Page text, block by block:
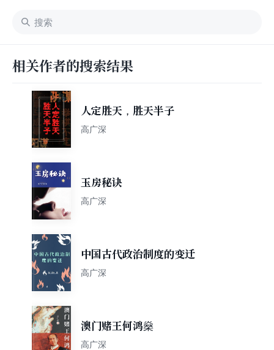
相关作者的搜索结果
人定胜天，胜天半子
高广深
玉房秘诀
高广深
中国古代政治制度的变迁
高广深
澳门赌王何鸿燊
高广深